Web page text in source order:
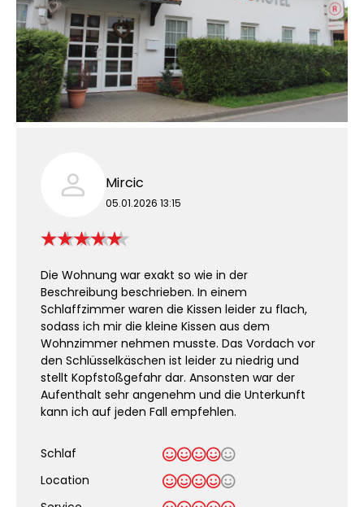
Mircic
05.01.2026 13:15
Die Wohnung war exakt so wie in der
Beschreibung beschrieben. In einem
Schlaffzimmer waren die Kissen leider zu flach,
sodass ich mir die kleine Kissen aus dem
Wohnzimmer nehmen musste. Das Vordach vor
den Schlüsselkäschen ist leider zu niedrig und
stellt Kopfstoßgefahr dar. Ansonsten war der
Aufenthalt sehr angenehm und die Unterkunft
kann ich auf jeden Fall empfehlen.
Schlaf
Location